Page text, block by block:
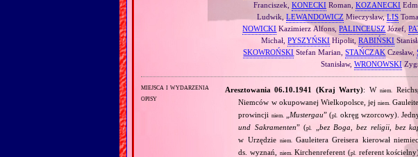
Franciszek, KONECKI Roman, KOZANECKI
Ludwik, LEWANDOWICZ Mieczysław,LIS
NOWICKI Kazimierz Alfons,PALINCEUSZ Józef,
Michał,PYSZYŃSKI Hipolit,RABIŃSKI
SKOWROŃSKI Stefan Marian,STAŃCZAK Czesław,
Stanisław, WRONOWSKI
miejsca i wydarzenia
opisy
Aresztowania 06.10.1941 (Kraj Warty): Wniem.
Niemców w okupowanej Wielkopolsce, jejniem.
prowincji niem. Mustergau” (pl. okręg wzorcowy).
und Sakramenten” (pl. bez Boga, bez religii, bez
w Urzędzie niem. Gauleitera Greisera kierował
ds. wyznań,
niem. Kirchenreferent (pl. referent